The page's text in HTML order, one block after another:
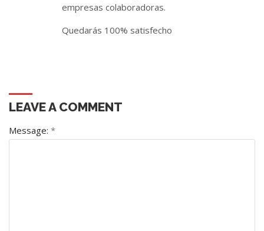
empresas colaboradoras.
Quedarás 100% satisfecho
LEAVE A COMMENT
Message: *